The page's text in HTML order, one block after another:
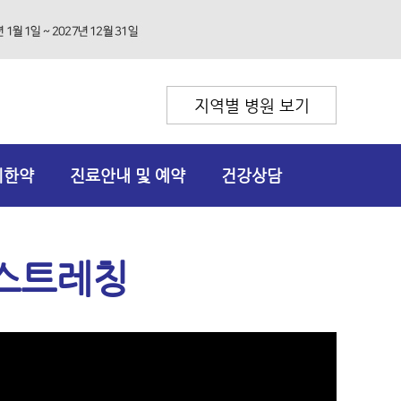
지역별 병원 보기
약 진료안내 및 예약 건강상담
트레칭